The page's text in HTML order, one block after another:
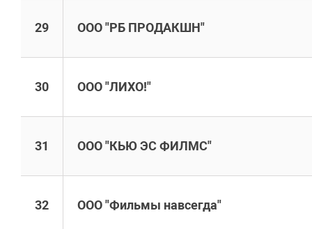
29 ООО "РБ ПРОДАКШН"
30 ООО "ЛИХО!"
31 ООО "КЬЮ ЭС ФИЛМС"
32 ООО "Фильмы навсегда"